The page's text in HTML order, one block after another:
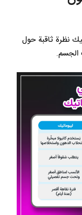
نظرة ثاقبة حول
الجسم.